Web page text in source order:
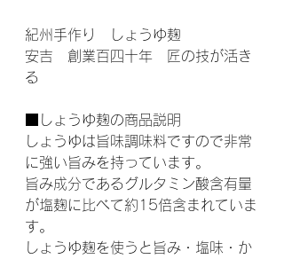
紀州手作り　しょうゆ麹
安吉　創業百四十年　匠の技が活き
る
■しょうゆ麹の商品説明
しょうゆは旨味調味料ですので非常
に強い旨みを持っています。
旨み成分であるグルタミン酸含有量
が塩麹に比べて約15倍含まれていま
す。
しょうゆ麹を使うと旨み・塩味・か